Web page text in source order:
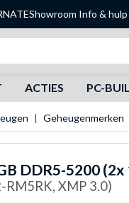
Showroom Info & hulp
ACTIES PC-
Geheugenmerken
DDR5-5200
XMP 3.0)